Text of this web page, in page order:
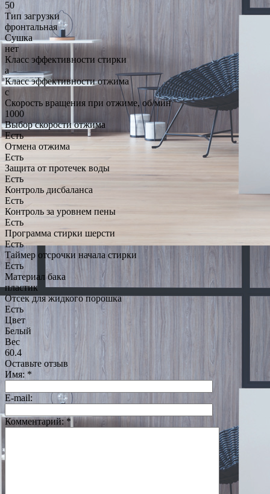
50
Тип загрузки
фронтальная
Сушка
нет
Класс эффективности стирки
a
Класс эффективности отжима
c
Скорость вращения при отжиме, об/мин
1000
Выбор скорости отжима
Есть
Отмена отжима
Есть
Защита от протечек воды
Есть
Контроль дисбаланса
Есть
Контроль за уровнем пены
Есть
Программа стирки шерсти
Есть
Таймер отсрочки начала стирки
Есть
Материал бака
пластик
Отсек для жидкого порошка
Есть
Цвет
Белый
Вес
60.4
Оставьте отзыв
Имя: *
E-mail:
Комментарий:*